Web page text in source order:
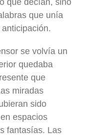
que decían, sino
que unía
se volvía un
quedaba
que
miradas
sido
espacios
fantasías. Las